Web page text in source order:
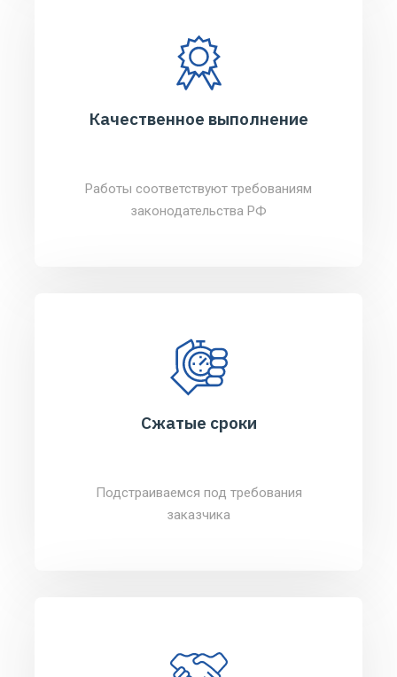
Качественное выполнение
Работы соответствуют требованиям
законодательства РФ
Сжатые сроки
Подстраиваемся под требования
заказчика